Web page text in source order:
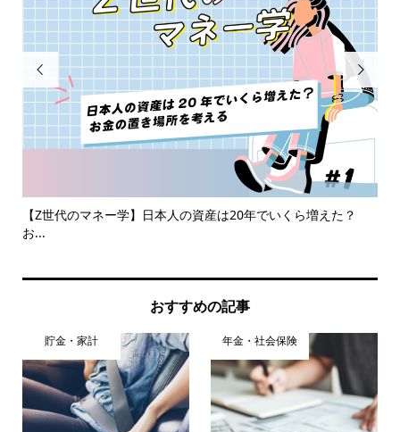

【Z世代のマネー学】日本人の資産は20年でいくら増えた？
お...

おすすめの記事
貯金・家計 年金・社会保険